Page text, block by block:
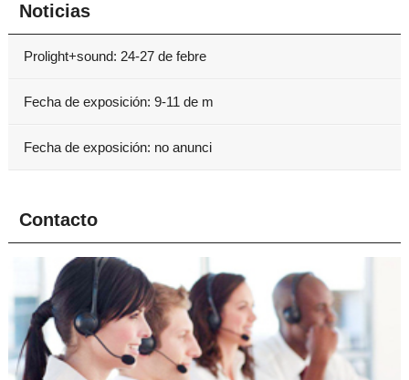
Noticias
Prolight+sound: 24-27 de febre
Fecha de exposición: 9-11 de m
Fecha de exposición: no anunci
Contacto